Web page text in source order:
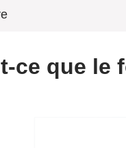
techniques du format
courantes des documents
ce que le